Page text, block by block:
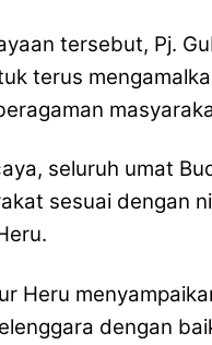
tersebut, Pj.
terus
seluruh umat
sesuai dengan
Heru
dengan